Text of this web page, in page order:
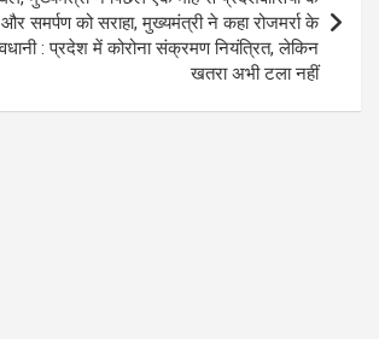
समर्पण को सराहा, मुख्यमंत्री ने कहा रोजमर्रा के
: प्रदेश में कोरोना संक्रमण नियंत्रित, लेकिन
खतरा अभी टला नहीं